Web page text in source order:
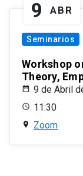
9 ABR
Seminarios
Workshop
Theory,
9 de Abril
11:30
Zoom